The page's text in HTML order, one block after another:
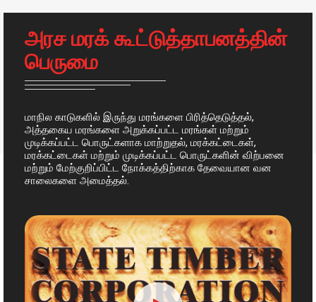
அரச மரக் கூட்டுத்தாபனத்தின்
பெருமை
மாநில காடுகளில் இருந்து மரங்களை பிரித்தெடுத்தல்,
அத்தகைய மரங்களை அறுக்கப்பட்ட மரங்கள் மற்றும்
முடிக்கப்பட்ட பொருட்களாக மாற்றுதல், மரக்கட்டைகள்,
மரக்கட்டைகள் மற்றும் முடிக்கப்பட்ட பொருட்களின் விற்பனை
மற்றும் மேற்குறிப்பிட்ட நோக்கத்திற்காக தேவையான வன
சாலைகளை அமைத்தல்.